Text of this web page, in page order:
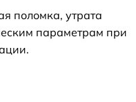
поломка, утрата
параметрам при